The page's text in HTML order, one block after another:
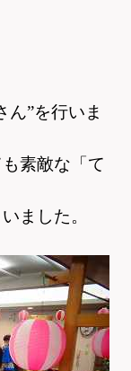
ん”を行いま
素敵な「て
ました。